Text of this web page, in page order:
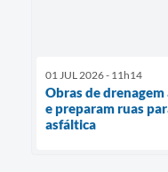
01 JUL 2026 - 11h14
Obras de
e preparam ruas
asfáltica